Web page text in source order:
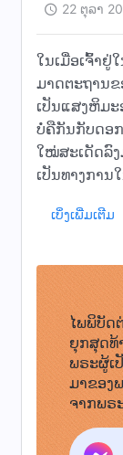
22 ຕຸລາ
ໃນເມື່ອເຈົ້າຢູ່
ມາດຕະຖານຂ
ເປັນແສງຫິມ
ບໍ່ຄືກັນກັບດອ
ໃໝ່ສະເດັດລົ
ເປັນທາງການ
ຟ້າຢ່າງໃກ້ຊິ
ຢູ່ເທິງແຜ່ນດິນ
ສ້າງມະນຸດ
ແຜ່ນດິນໂລກ
ພຣະວິນຍານ
ກັບຄວາມຄິດ
ຂອງເຮົາ ແລ
ຈາກເຮົາ. ໃ
ເຮົາ? ໃນຜູ້
ສາມາດໄປຮ
ເບິ່ງເພີ່ມເຕີມ
ໄພພິບັດ
ຍຸກສຸດທ້
ພຣະຜູ້ເ
ມາຂອງ
ຈາກພຣ